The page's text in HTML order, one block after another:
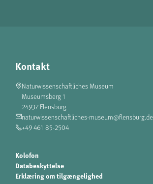
Kontakt
Naturwissenschaftliches Museum
Museumsberg 1
24937 Flensburg
naturwissenschaftliches-museum@flensburg.de
+49 461 85-2504
Kolofon
Databeskyttelse
Erklæring om tilgængelighed